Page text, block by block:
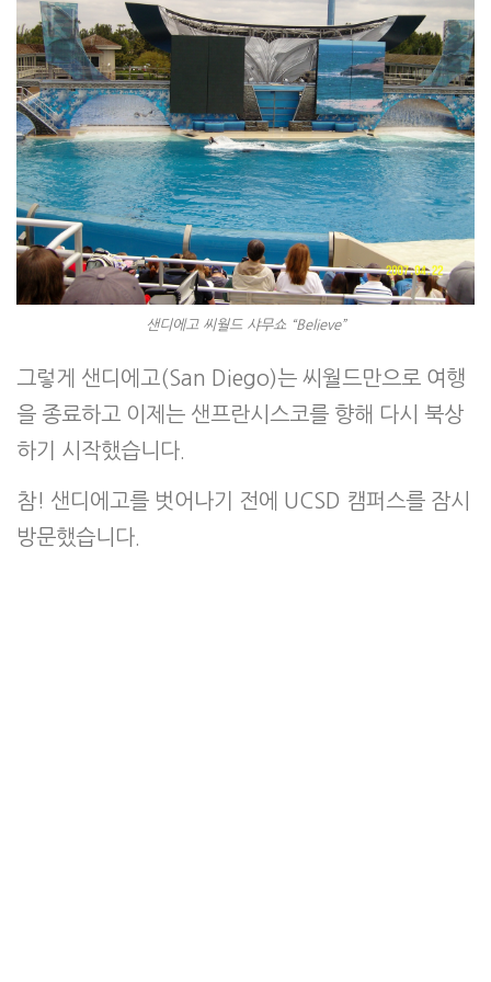
샌디에고 씨월드 샤무쇼 “Believe”
그렇게 샌디에고(San Diego)는 씨월드만으로 여행
을 종료하고 이제는 샌프란시스코를 향해 다시 북상
하기 시작했습니다.
참! 샌디에고를 벗어나기 전에 UCSD 캠퍼스를 잠시
방문했습니다.